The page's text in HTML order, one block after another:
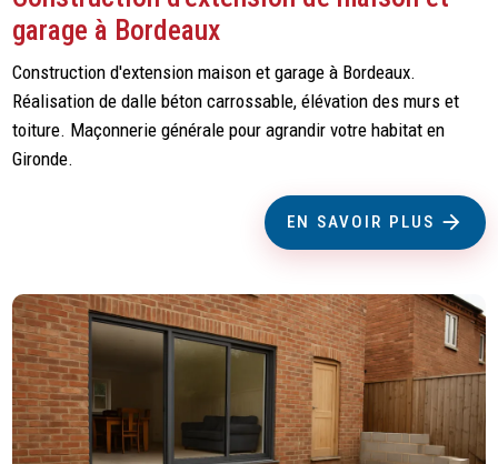
garage à Bordeaux
Construction d'extension maison et garage à Bordeaux.
Réalisation de dalle béton carrossable, élévation des murs et
toiture. Maçonnerie générale pour agrandir votre habitat en
Gironde.
EN SAVOIR PLUS